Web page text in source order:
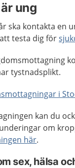
ung
ska kontakta en
testa dig för
tystnadsplikt.
i
kan du
om
här.
sex, hälsa